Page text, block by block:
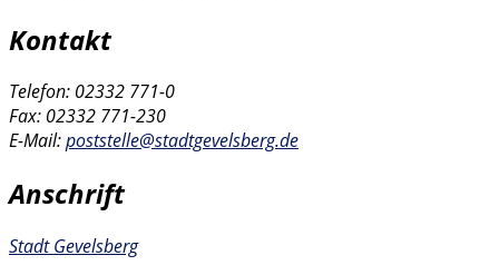
Kontakt
Telefon: 02332 771-0
Fax: 02332 771-230
E-Mail:poststelle@stadtgevelsberg.de
Anschrift
Stadt Gevelsberg